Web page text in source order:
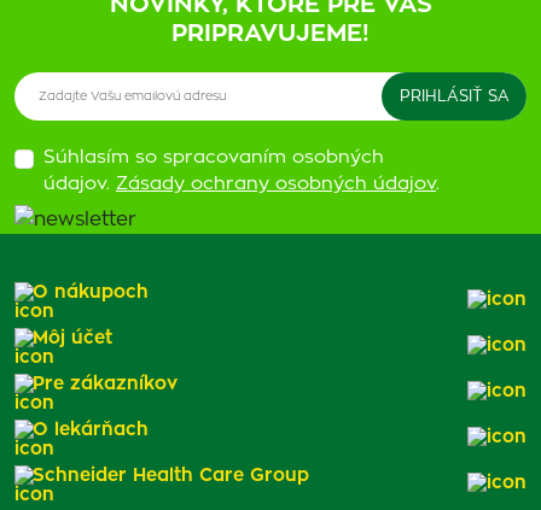
NOVINKY, KTORÉ PRE VÁS
PRIPRAVUJEME!
Súhlasím so spracovaním osobných
údajov. Zásady ochrany osobných údajov.
O nákupoch
Môj účet
Pre zákazníkov
O lekárňach
Schneider Health Care Group